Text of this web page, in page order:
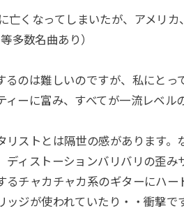
くなってしまいたが、アメリカ
多数名曲あり）
るのは難しいのですが、私にとっ
ーに富み、すべてが一流レベル
リストとは隔世の感があります。
ディストーションバリバリの歪み
るチャカチャカ系のギターにハ
ジが使われていたり・・衝撃で